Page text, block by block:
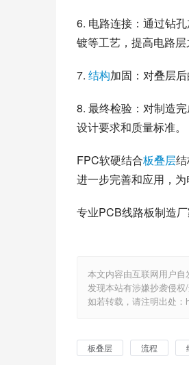
6. 电路连接：通过钻
镀等工艺，提高电路层
7. 结构加固：对叠层
8. 最终检验：对制造
设计要求和质量标准。
FPC软硬结合板叠层
进一步完善和应用，
专业PCB线路板制造厂
本文内容由互联网用户
发现本站有涉嫌抄袭侵权
如若转载，请注明出处
板叠层 流程